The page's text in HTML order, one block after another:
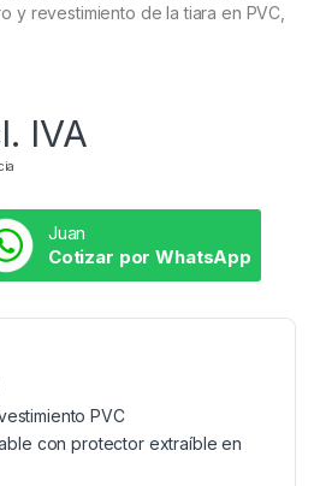
y revestimiento de la tiara en PVC,
IVA
Juan
Cotizar por WhatsApp
PVC
con protector extraíble en